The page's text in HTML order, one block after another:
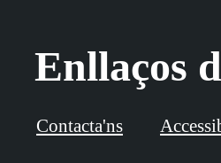
Enllaços
Contacta'ns